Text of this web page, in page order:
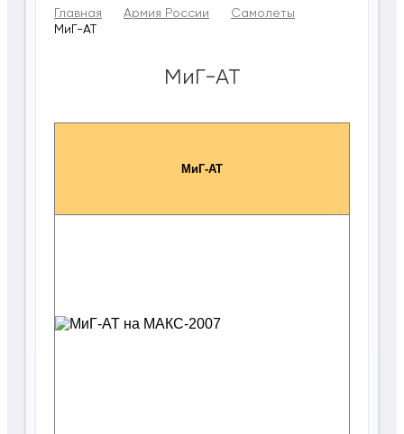
Главная Армия России
Самолеты
МиГ-АТ
МиГ-АТ
МиГ-АТ